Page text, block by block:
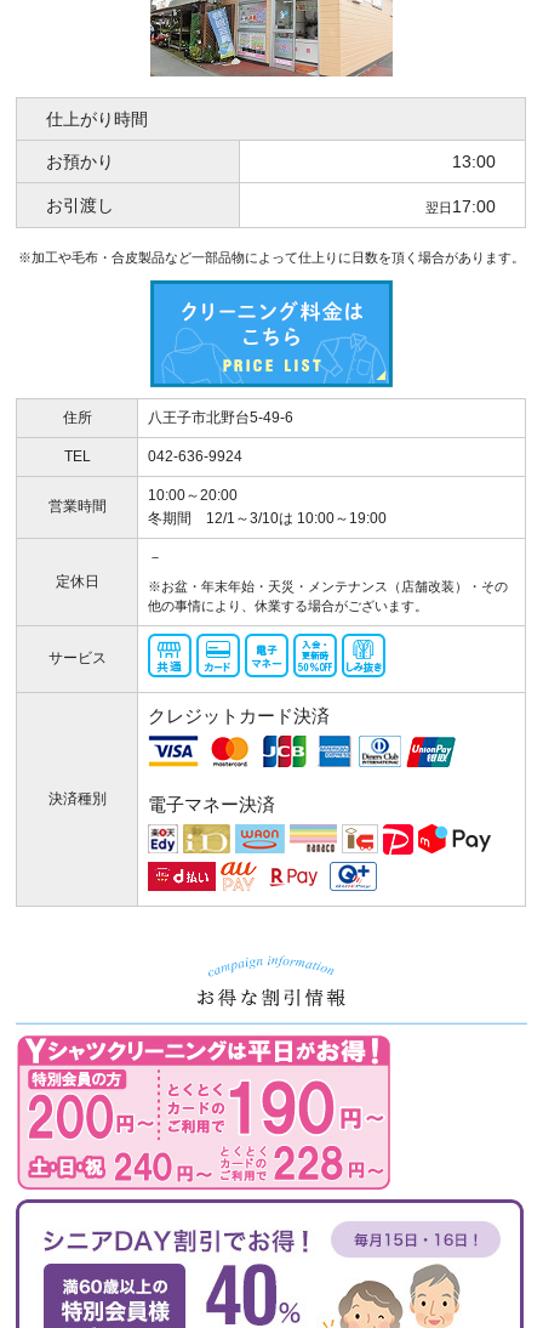
仕上がり時間
お預かり 13:00
お引渡し 翌日 17:00
※加工や毛布・合皮製品など一部品物によって仕上りに日数を頂く場合があります。
住所 八王子市北野台5-49-6
TEL 042-636-9924
営業時間
10:00～20:00
冬期間 12/1～3/10は 10:00～19:00
定休日
－
※お盆・年末年始・天災・メンテナンス（店舗改装）・その
他の事情により、休業する場合がございます。
サービス
決済種別
クレジットカード決済
電子マネー決済